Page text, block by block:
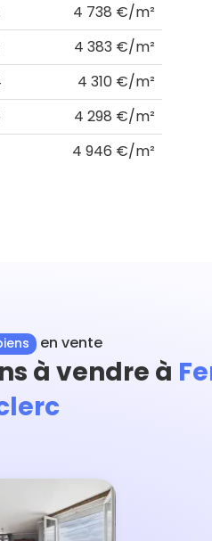
4 738 €/m²
4 383 €/m²
4 310 €/m²
4 298 €/m²
4 946 €/m²
en vente
à vendre à